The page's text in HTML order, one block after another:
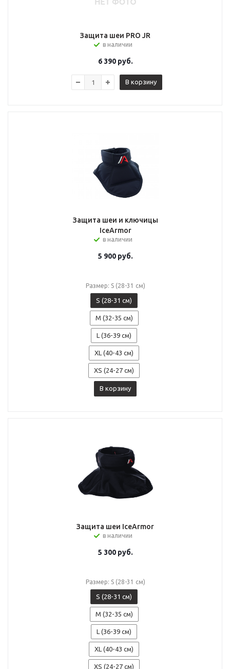
Защита шеи PRO JR
в наличии
6 390руб.
В корзину
Защита шеи и ключицы
IceArmor
в наличии
5 900руб.
Размер: S (28-31 см)
S (28-31 см)
M (32-35 см)
L (36-39 см)
XL (40-43 см)
XS (24-27 см)
В корзину
Защита шеи IceArmor
в наличии
5 300руб.
Размер: S (28-31 см)
S (28-31 см)
M (32-35 см)
L (36-39 см)
XL (40-43 см)
XS (24-27 см)